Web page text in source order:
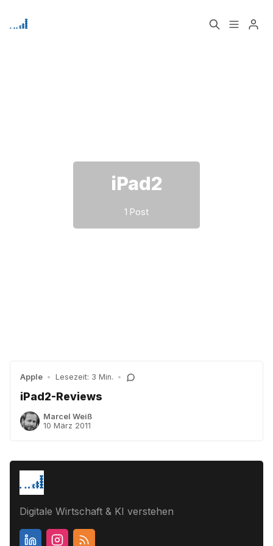
iPad2
1 Post
Apple • Lesezeit: 3 Min. •
iPad2-Reviews
Marcel Weiß
10 März 2011
Digitale Wirtschaft & KI verstehen